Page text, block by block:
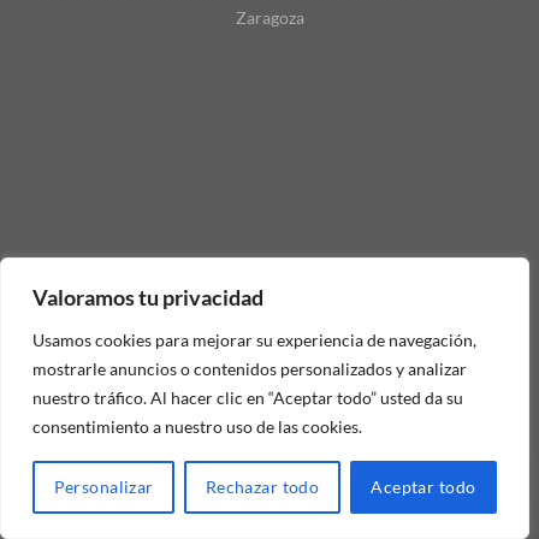
Valoramos tu privacidad
Usamos cookies para mejorar su experiencia de navegación,
mostrarle anuncios o contenidos personalizados y analizar
nuestro tráfico. Al hacer clic en “Aceptar todo” usted da su
consentimiento a nuestro uso de las cookies.
Personalizar Rechazar todo Aceptar todo
Zaragoza